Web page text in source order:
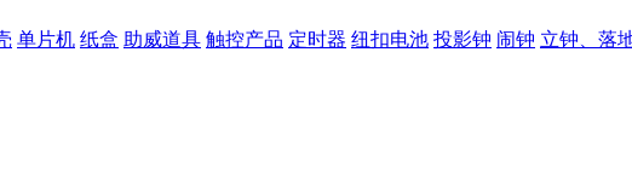
单片机 纸盒 助威道具 触控产品 定时器 纽扣电池 投影钟 闹钟 立钟、落